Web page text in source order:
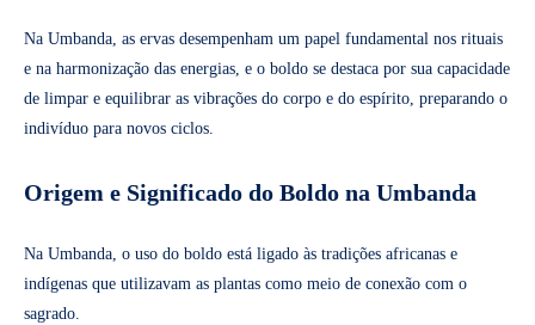
Na Umbanda, as ervas desempenham um papel fundamental nos rituais
e na harmonização das energias, e o boldo se destaca por sua capacidade
de limpar e equilibrar as vibrações do corpo e do espírito, preparando o
indivíduo para novos ciclos.
Origem e Significado do Boldo na Umbanda
Na Umbanda, o uso do boldo está ligado às tradições africanas e
indígenas que utilizavam as plantas como meio de conexão com o
sagrado.